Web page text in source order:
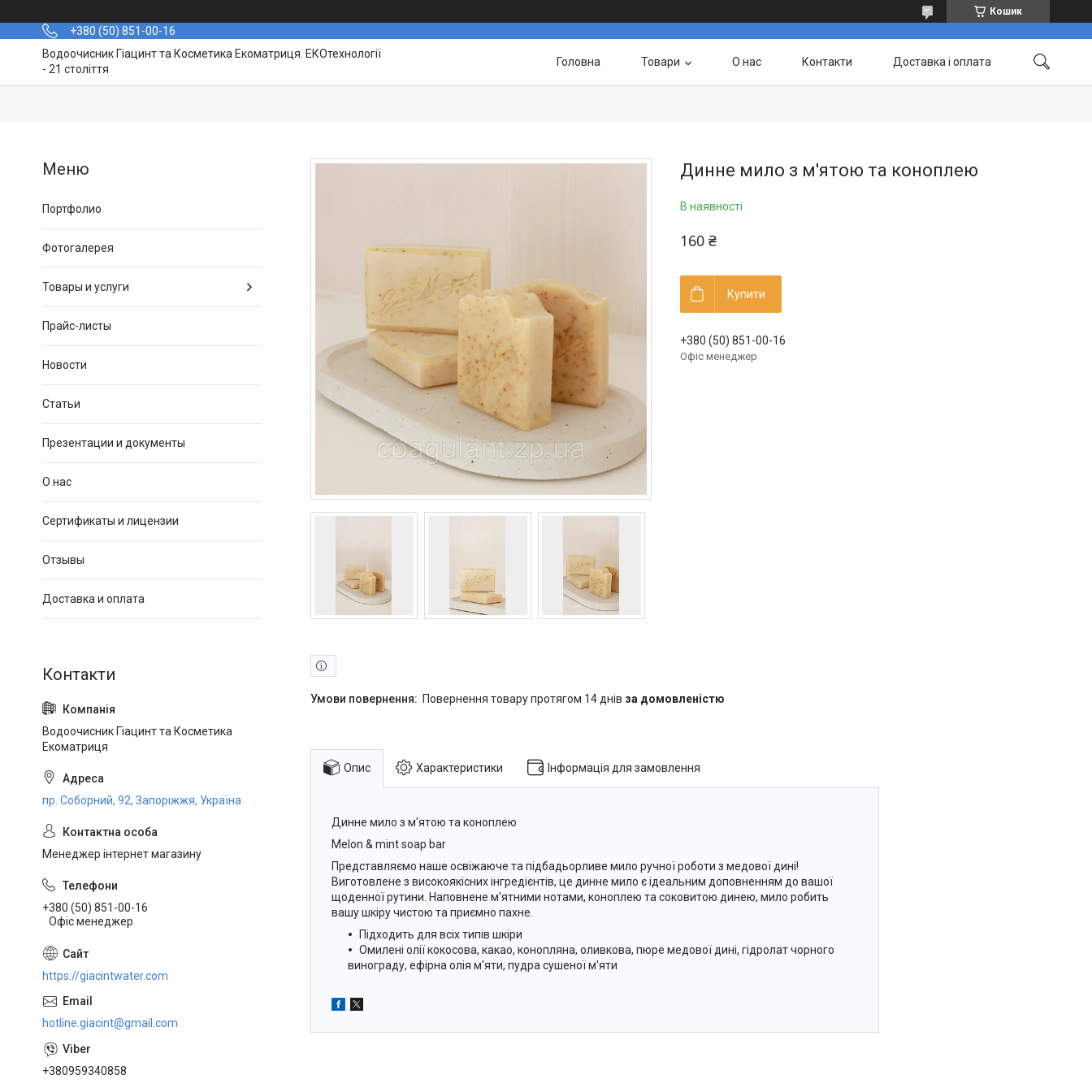
Кошик
+380 (50) 851-00-16
Водоочисник Гіацинт та Косметика Екоматриця. ЕКОтехнології
- 21 століття
Головна Товари О нас Контакти Доставка і оплата
Динне мило з м'ятою та коноплею
В наявності
160 ₴
Купити
+380 (50) 851-00-16
Офіс менеджер
повернення товару протягом 14 днів за домовленістю
Опис Характеристики Інформація для замовлення
Динне мило з м'ятою та коноплею
Melon & mint soap bar
Представляємо наше освіжаюче та підбадьорливе мило ручної роботи з медової дині!
Виготовлене з високоякісних інгредієнтів, це динне мило є ідеальним доповненням до вашої
щоденної рутини. Наповнене м'ятними нотами, коноплею та соковитою динею, мило робить
вашу шкіру чистою та приємно пахне.
Підходить для всіх типів шкіри
Омилені олії кокосова, какао, конопляна, оливкова, пюре медової дині, гідролат чорного
винограду, ефірна олія м'яти, пудра сушеної м'яти
Портфолио
Фотогалерея
Товары и услуги
Прайс-листы
Новости
Статьи
Презентации и документы
О нас
Сертификаты и лицензии
Отзывы
Доставка и оплата
Водоочисник Гіацинт та Косметика
Екоматриця
пр. Соборний, 92, Запоріжжя, Україна
Менеджер інтернет магазину
+380 (50) 851-00-16
Офіс менеджер
https://giacintwater.com
hotline.giacint@gmail.com
+380959340858